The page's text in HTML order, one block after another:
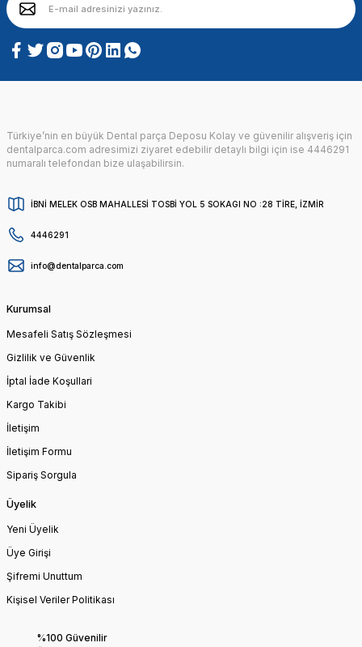
Türkiye’nin en büyük Dental parça Deposu Kolay ve güvenilir alışveriş için
dentalparca.com adresimizi ziyaret edebilir detaylı bilgi için ise 4446291
numaralı telefondan bize ulaşabilirsin.
İBNİ MELEK OSB MAHALLESİ TOSBİ YOL 5 SOKAGI NO :28 TİRE, İZMİR
4446291
info@dentalparca.com
Kurumsal
Mesafeli Satış Sözleşmesi
Gizlilik ve Güvenlik
İptal İade Koşullari
Kargo Takibi
İletişim
İletişim Formu
Sipariş Sorgula
Üyelik
Yeni Üyelik
Üye Girişi
Şifremi Unuttum
Kişisel Veriler Politikası
%100 Güvenilir